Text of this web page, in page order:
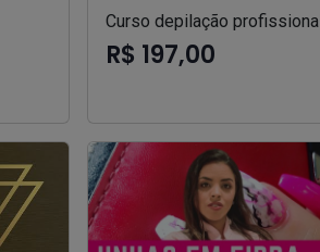
Curso depilação profissional
R$ 197,00